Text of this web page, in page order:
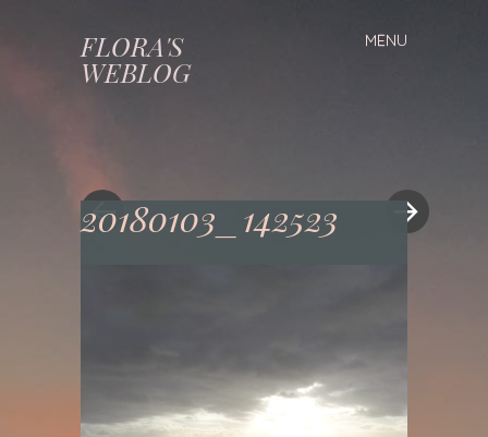
FLORA'S
WEBLOG
MENU
Spring
naar
20180103_142523